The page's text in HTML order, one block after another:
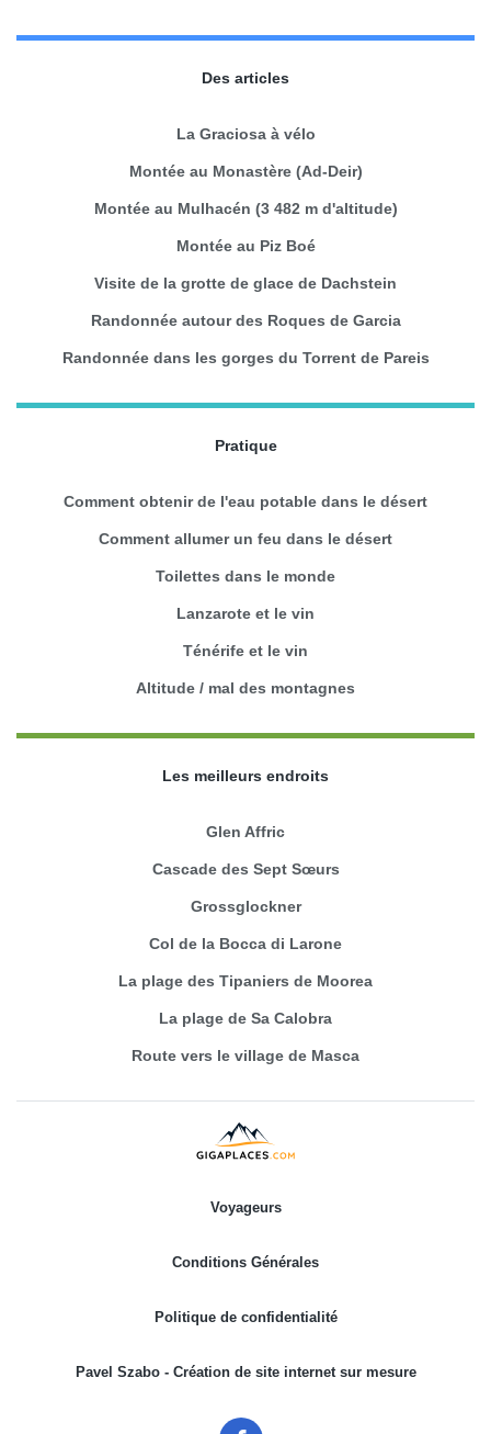
Des articles
La Graciosa à vélo
Montée au Monastère (Ad-Deir)
Montée au Mulhacén (3 482 m d'altitude)
Montée au Piz Boé
Visite de la grotte de glace de Dachstein
Randonnée autour des Roques de Garcia
Randonnée dans les gorges du Torrent de Pareis
Pratique
Comment obtenir de l'eau potable dans le désert
Comment allumer un feu dans le désert
Toilettes dans le monde
Lanzarote et le vin
Ténérife et le vin
Altitude / mal des montagnes
Les meilleurs endroits
Glen Affric
Cascade des Sept Sœurs
Grossglockner
Col de la Bocca di Larone
La plage des Tipaniers de Moorea
La plage de Sa Calobra
Route vers le village de Masca
Voyageurs
Conditions Générales
Politique de confidentialité
Pavel Szabo - Création de site internet sur mesure